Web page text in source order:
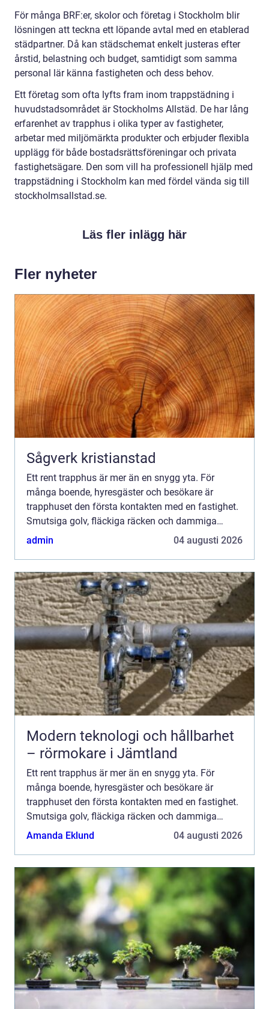
För många BRF:er, skolor och företag i Stockholm blir
lösningen att teckna ett löpande avtal med en etablerad
städpartner. Då kan städschemat enkelt justeras efter
årstid, belastning och budget, samtidigt som samma
personal lär känna fastigheten och dess behov.
Ett företag som ofta lyfts fram inom trappstädning i
huvudstadsområdet är Stockholms Allstäd. De har lång
erfarenhet av trapphus i olika typer av fastigheter,
arbetar med miljömärkta produkter och erbjuder flexibla
upplägg för både bostadsrättsföreningar och privata
fastighetsägare. Den som vill ha professionell hjälp med
trappstädning i Stockholm kan med fördel vända sig till
stockholmsallstad.se.
Läs fler inlägg här
Fler nyheter
Sågverk kristianstad
Ett rent trapphus är mer än en snygg yta. För
många boende, hyresgäster och besökare är
trapphuset den första kontakten med en fastighet.
Smutsiga golv, fläckiga räcken och dammiga
entrémattor ger snabbt ett slitet intryck och kan till
admin 04 augusti 2026
Modern teknologi och hållbarhet
– rörmokare i Jämtland
Ett rent trapphus är mer än en snygg yta. För
många boende, hyresgäster och besökare är
trapphuset den första kontakten med en fastighet.
Smutsiga golv, fläckiga räcken och dammiga
entrémattor ger snabbt ett slitet intryck och kan till
Amanda Eklund 04 augusti 2026